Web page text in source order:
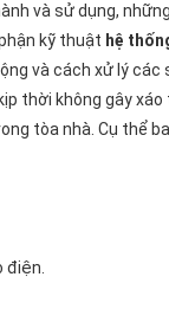
và sử dụng,
kỹ thuật hệ
và cách xử lý các
thời không gây
tòa nhà. Cụ thể
điện.